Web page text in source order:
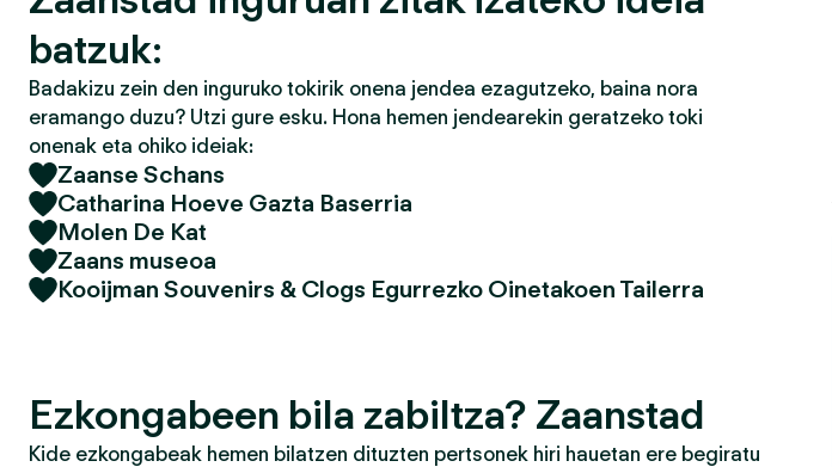
batzuk:
Badakizu zein den inguruko tokirik onena jendea ezagutzeko, baina nora
eramango duzu? Utzi gure esku. Hona hemen jendearekin geratzeko toki
onenak eta ohiko ideiak:
Zaanse Schans
Catharina Hoeve Gazta Baserria
Molen De Kat
Zaans museoa
Kooijman Souvenirs & Clogs Egurrezko Oinetakoen Tailerra
Ezkongabeen bila zabiltza? Zaanstad
Kide ezkongabeak hemen bilatzen dituzten pertsonek hiri hauetan ere begiratu